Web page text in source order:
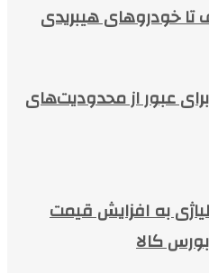
خودروهای هیبریدی
عبور از محدودیت‌های
به افزایش قیمت
کالا